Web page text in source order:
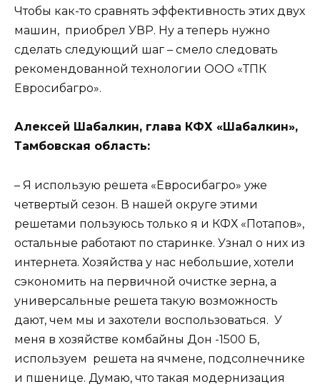
Чтобы как-то сравнять эффективность этих двух
машин, приобрел УВР. Ну а теперь нужно
сделать следующий шаг – смело следовать
рекомендованной технологии ООО «ТПК
Евросибагро».
Алексей Шабалкин, глава КФХ «Шабалкин»,
Тамбовская область:
– Я использую решета «Евросибагро» уже
четвертый сезон. В нашей округе этими
решетами пользуюсь только я и КФХ «Потапов»,
остальные работают по старинке. Узнал о них из
интернета. Хозяйства у нас небольшие, хотели
сэкономить на первичной очистке зерна, а
универсальные решета такую возможность
дают, чем мы и захотели воспользоваться. У
меня в хозяйстве комбайны Дон -1500 Б,
используем решета на ячмене, подсолнечнике
и пшенице. Думаю, что такая модернизация